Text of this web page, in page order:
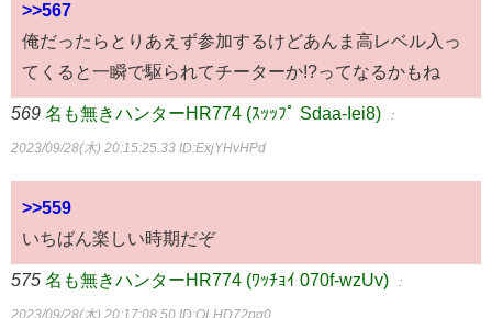
>>567
俺だったらとりあえず参加するけどあんま高レベル入っ
てくると一瞬で駆られてチーターか!?ってなるかもね
569 名も無きハンターHR774 (ｽｯｯﾌﾟ Sdaa-Iei8) ：
2023/09/28(木) 20:15:25.33 ID:ExjYHvHPd
>>559
いちばん楽しい時期だぞ
575 名も無きハンターHR774 (ﾜｯﾁｮｲ 070f-wzUv) ：
2023/09/28(木) 20:17:08.50 ID:OLHD72pq0